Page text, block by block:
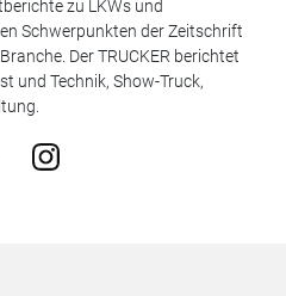
zu LKWs und
Schwerpunkten der Zeitschrift
Der TRUCKER berichtet
und Technik, Show-Truck,